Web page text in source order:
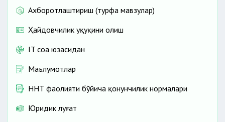
Ахборотлаштириш (турфа мавзулар)
Ҳайдовчилик ҳуқуқини олиш
IT соҳа юзасидан
Маълумотлар
ННТ фаолияти бўйича қонунчилик нормалари
Юридик луғат